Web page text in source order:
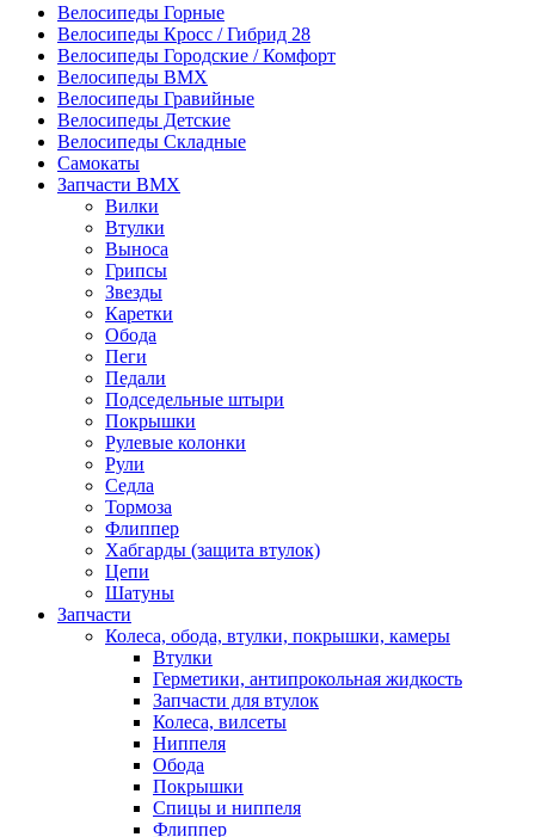
Велосипеды Горные
Велосипеды Кросс / Гибрид 28
Велосипеды Городские / Комфорт
Велосипеды BMX
Велосипеды Гравийные
Велосипеды Детские
Велосипеды Складные
Самокаты
Запчасти BMX
Вилки
Втулки
Выноса
Грипсы
Звезды
Каретки
Обода
Пеги
Педали
Подседельные штыри
Покрышки
Рулевые колонки
Рули
Седла
Тормоза
Флиппер
Хабгарды (защита втулок)
Цепи
Шатуны
Запчасти
Колеса, обода, втулки, покрышки, камеры
Втулки
Герметики, антипрокольная жидкость
Запчасти для втулок
Колеса, вилсеты
Ниппеля
Обода
Покрышки
Спицы и ниппеля
Флиппер